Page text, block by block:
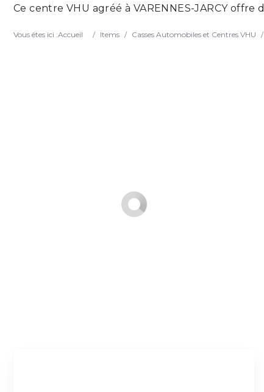
Ce centre VHU agréé à VARENNES-JARCY
Vous êtes ici :Accueil / Items / Casses Automobiles et Centres VHU /